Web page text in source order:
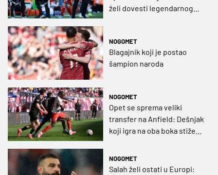
želi dovesti legendarnog
NOGOMET
Blagajnik koji je postao
šampion naroda
NOGOMET
Opet se sprema veliki
transfer na Anfield: Dešnjak
koji igra na oba boka stiže
NOGOMET
Salah želi ostati u Europi: